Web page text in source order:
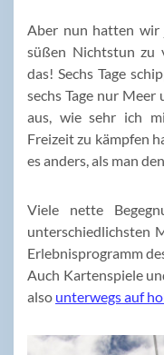
Aber nun hatten wir
süßen Nichtstun zu
das! Sechs Tage
sechs Tage nur
aus, wie sehr ich
Freizeit zu kämpfen
es anders, als man
Viele nette
unterschiedlichsten
Erlebnisprogramm
Auch Kartenspiele
also unterwegs auf